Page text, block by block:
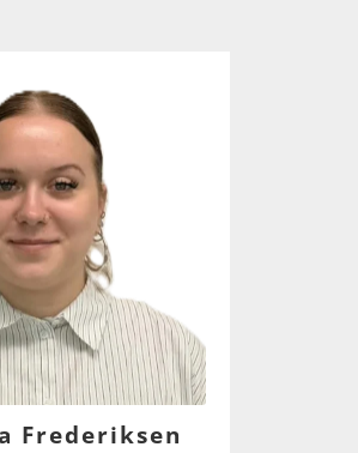
Frederiksen